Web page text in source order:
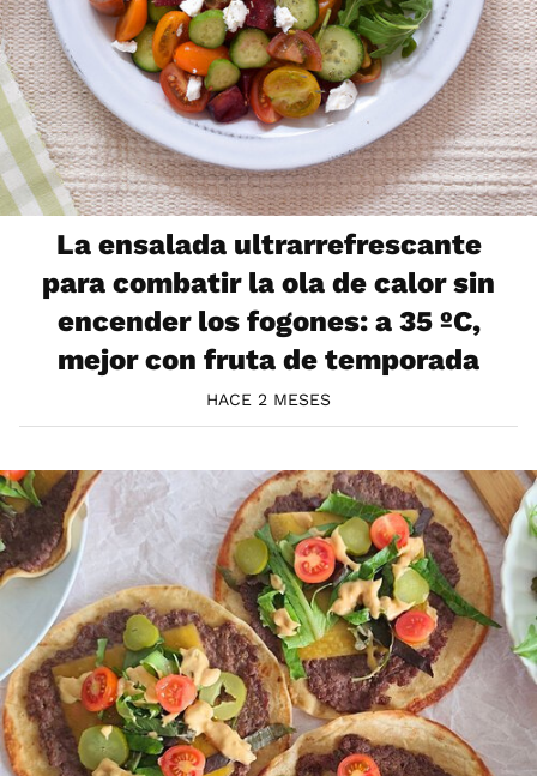
La ensalada ultrarrefrescante
para combatir la ola de calor sin
encender los fogones: a 35 ºC,
mejor con fruta de temporada
HACE 2 MESES